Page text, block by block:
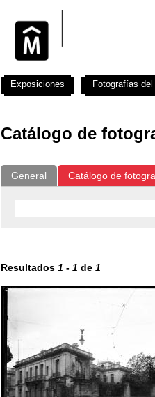
Catálogo de
General Catálogo de
Resultados 1 - 1 de 1
Exposiciones Fotografías del